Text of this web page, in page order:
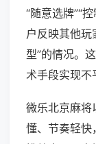
“随意选牌”“
户反映其他玩
型”的情况。
术手段实现不
微乐北京麻将
懂、节奏轻快